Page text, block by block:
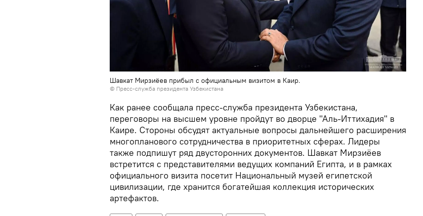
Шавкат Мирзиёев прибыл с официальным визитом в Каир.
© Пресс-служба президента Узбекистана
Как ранее сообщала пресс-служба президента Узбекистана,
переговоры на высшем уровне пройдут во дворце "Аль-Иттихадия" в
Каире. Стороны обсудят актуальные вопросы дальнейшего расширения
многопланового сотрудничества в приоритетных сферах. Лидеры
также подпишут ряд двусторонних документов. Шавкат Мирзиёев
встретится с представителями ведущих компаний Египта, и в рамках
официального визита посетит Национальный музей египетской
цивилизации, где хранится богатейшая коллекция исторических
артефактов.